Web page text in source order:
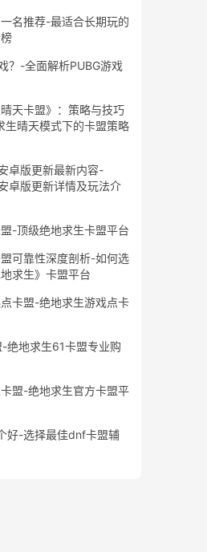
名推荐-最适合长期玩的
？-全面解析PUBG游戏
天卡盟》：策略与技巧
生晴天模式下的卡盟策略
卓版更新最新内容-
卓版更新详情及玩法介
-顶级绝地求生卡盟平台
盟可靠性深度剖析-如何选
求生》卡盟平台
卡盟-绝地求生游戏点卡
绝地求生61卡盟专业购
盟-绝地求生官方卡盟平
好-选择最佳dnf卡盟辅